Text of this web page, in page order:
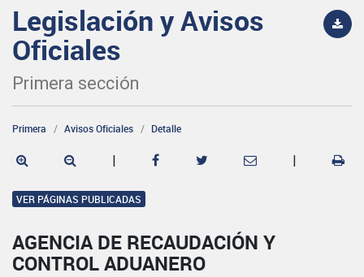
Legislación y Avisos
Oficiales
Primera sección
Primera Avisos Oficiales Detalle
| |
VER PÁGINAS PUBLICADAS
AGENCIA DE RECAUDACIÓN Y
CONTROL ADUANERO